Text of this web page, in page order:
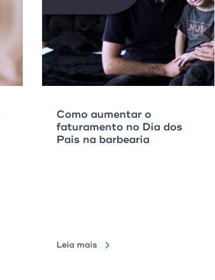
Como aumentar o
faturamento no Dia dos
Pais na barbearia
Leia mais